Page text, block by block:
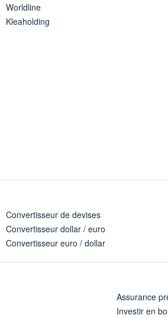
Worldline
Kleaholding
Convertisseur de devises
Convertisseur dollar / euro
Convertisseur euro / dollar
Assurance
Investir en